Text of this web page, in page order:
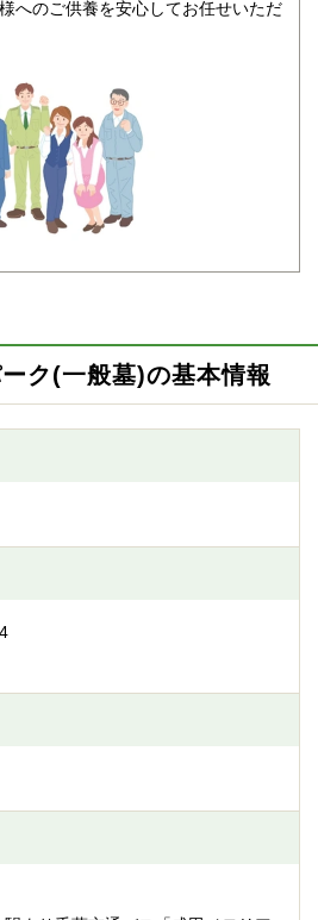
へのご供養を安心してお任せいただ
ク(一般墓)の基本情報